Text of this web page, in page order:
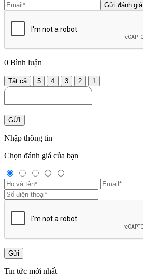
Gửi đánh giá
0 Bình luận
Tất cả 5 4 3 2 1
GỬI
Nhập thông tin
Chọn đánh giá của bạn
Gửi
Tin tức mới nhất